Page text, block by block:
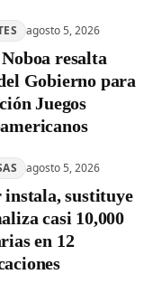
agosto 5, 2026
resalta
Gobierno para
Juegos
agosto 5, 2026
instala, sustituye
casi 10,000
en 12